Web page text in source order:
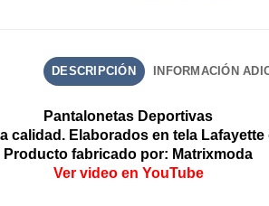
DESCRIPCIÓN INFORMACIÓN
Pantalonetas Deportivas
calidad. Elaborados en tela Lafayette
Producto fabricado por: Matrixmoda
Ver video en YouTube